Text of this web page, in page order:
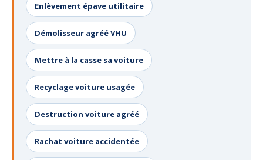
Enlèvement épave utilitaire
Démolisseur agréé VHU
Mettre à la casse sa voiture
Recyclage voiture usagée
Destruction voiture agréé
Rachat voiture accidentée